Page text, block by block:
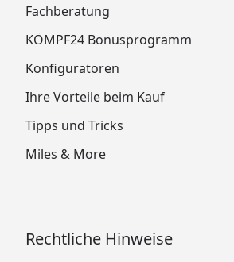
Fachberatung
KÖMPF24 Bonusprogramm
Konfiguratoren
Ihre Vorteile beim Kauf
Tipps und Tricks
Miles & More
Rechtliche Hinweise